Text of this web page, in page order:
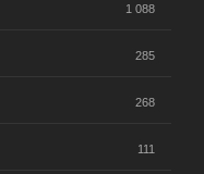
1 088
285
268
111